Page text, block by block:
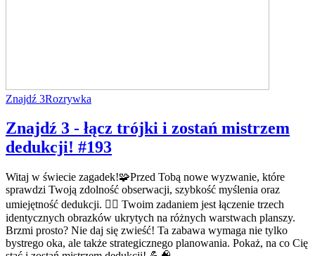
Znajdź 3Rozrywka
Znajdź 3 - łącz trójki i zostań mistrzem
dedukcji! #193
Witaj w świecie zagadek!🧩Przed Tobą nowe wyzwanie, które
sprawdzi Twoją zdolność obserwacji, szybkość myślenia oraz
umiejętność dedukcji. 🕵️‍♂️ Twoim zadaniem jest łączenie trzech
identycznych obrazków ukrytych na różnych warstwach planszy.
Brzmi prosto? Nie daj się zwieść! Ta zabawa wymaga nie tylko
bystrego oka, ale także strategicznego planowania. Pokaż, na co Cię